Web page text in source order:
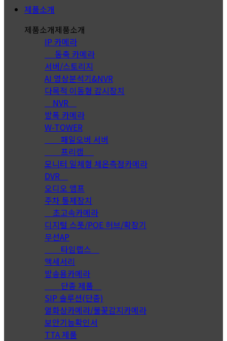
제품소개
제품소개제품소개
IP 카메라
동축 카메라
서버/스토리지
AI 영상분석기&NVR
다목적 이동형 감시장치
NVR
방폭 카메라
W-TOWER
패일오버 서버
프리캠
모니터 일체형 체온측정카메라
DVR
오디오 앰프
주차 통제장치
초고속카메라
디지털 스폿/POE 허브/확장기
무선AP
타임랩스
액세서리
방송용카메라
단종 제품
SIP 솔루션(단종)
열화상카메라/불꽃감지카메라
보안기능확인서
TTA 제품